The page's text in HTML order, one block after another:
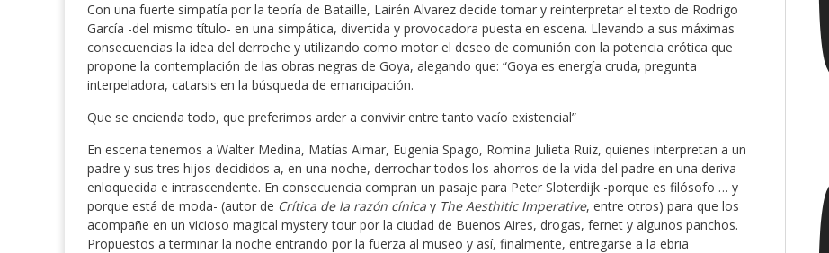
Con una fuerte simpatía por la teoría de Bataille, Lairén Alvarez decide tomar y reinterpretar el texto de Rodrigo
García -del mismo título- en una simpática, divertida y provocadora puesta en escena. Llevando a sus máximas
consecuencias la idea del derroche y utilizando como motor el deseo de comunión con la potencia erótica que
propone la contemplación de las obras negras de Goya, alegando que: “Goya es energía cruda, pregunta
interpeladora, catarsis en la búsqueda de emancipación.
Que se encienda todo, que preferimos arder a convivir entre tanto vacío existencial”
En escena tenemos a Walter Medina, Matías Aimar, Eugenia Spago, Romina Julieta Ruiz, quienes interpretan a un
padre y sus tres hijos decididos a, en una noche, derrochar todos los ahorros de la vida del padre en una deriva
enloquecida e intrascendente. En consecuencia compran un pasaje para Peter Sloterdijk -porque es filósofo … y
porque está de moda- (autor de Crítica de la razón cínica y The Aesthitic Imperative, entre otros) para que los
acompañe en un vicioso magical mystery tour por la ciudad de Buenos Aires, drogas, fernet y algunos panchos.
Propuestos a terminar la noche entrando por la fuerza al museo y así, finalmente, entregarse a la ebria